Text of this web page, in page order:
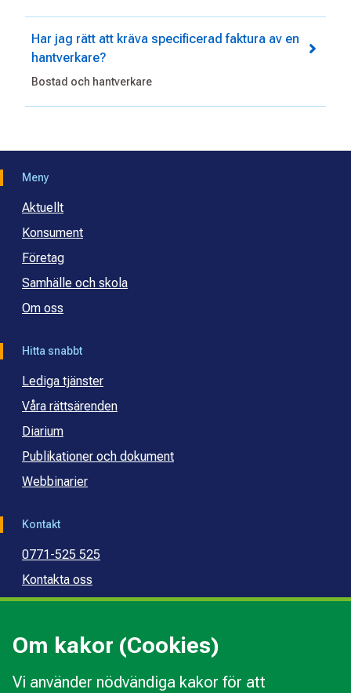
Om kakor (Cookies)
Vi använder nödvändiga kakor för att
Har jag rätt att kräva specificerad faktura av en
hantverkare?
Bostad och hantverkare
Meny
Aktuellt
Konsument
Företag
Samhälle och skola
Om oss
Hitta snabbt
Lediga tjänster
Våra rättsärenden
Diarium
Publikationer och dokument
Webbinarier
Kontakt
0771-525 525
Kontakta oss
Press
Kommunal budget- och skuldrådgivning